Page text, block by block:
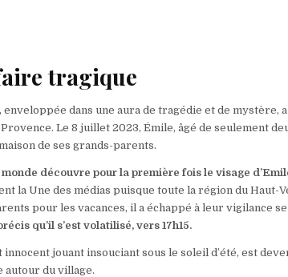
tragique
enveloppée dans une aura de tragédie et de
Le 8 juillet 2023, Émile, âgé de seulement
de ses grands-parents.
découvre pour la première fois le visage
la Une des médias puisque toute la région du Haut-
pour les vacances, il a échappé à leur vigilance
qu’il s’est volatilisé, vers 17h15.
innocent jouant insouciant sous le soleil d’été, est
autour du village.